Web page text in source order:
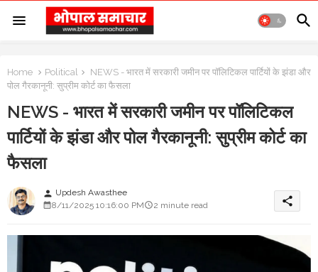
Home Political
NEWS - भारत में सरकारी जमीन पर पॉलिटिकल पार्टियों के झंडा और
पोल गैरकानूनी: सुप्रीम कोर्ट का फैसला
NEWS - भारत में सरकारी जमीन पर पॉलिटिकल
पार्टियों के झंडा और पोल गैरकानूनी: सुप्रीम कोर्ट का
फैसला
person Updesh Awasthee
8/11/2025 10:16:00 PM
2 minute read share